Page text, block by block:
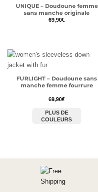
UNIQUE – Doudoune femme
sans manche originale
69,90€
FURLIGHT – Doudoune sans
manche femme fourrure
69,90€
PLUS DE
COULEURS